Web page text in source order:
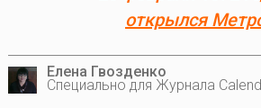
открылся
Елена Гвозденко
Специально для Журнала